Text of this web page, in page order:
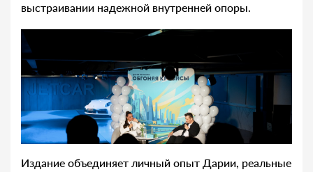
выстраивании надежной внутренней опоры.
Издание объединяет личный опыт Дарии, реальные